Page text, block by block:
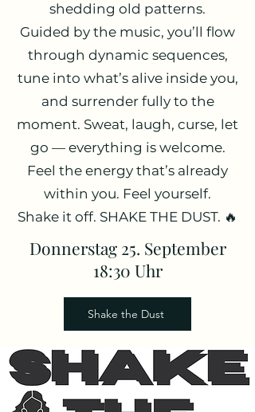
shedding old patterns.
Guided by the music, you’ll flow
through dynamic sequences,
tune into what’s alive inside you,
and surrender fully to the
moment. Sweat, laugh, curse, let
go — everything is welcome.
Feel the energy that’s already
within you. Feel yourself.
Shake it off. SHAKE THE DUST. 🔥
Donnerstag 25. September
18:30 Uhr
Shake the Dust